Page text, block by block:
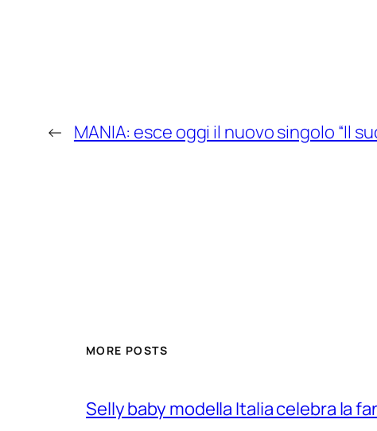
← MANIA: esce oggi il nuovo singolo “Il
MORE POSTS
Selly baby modella Italia celebra la